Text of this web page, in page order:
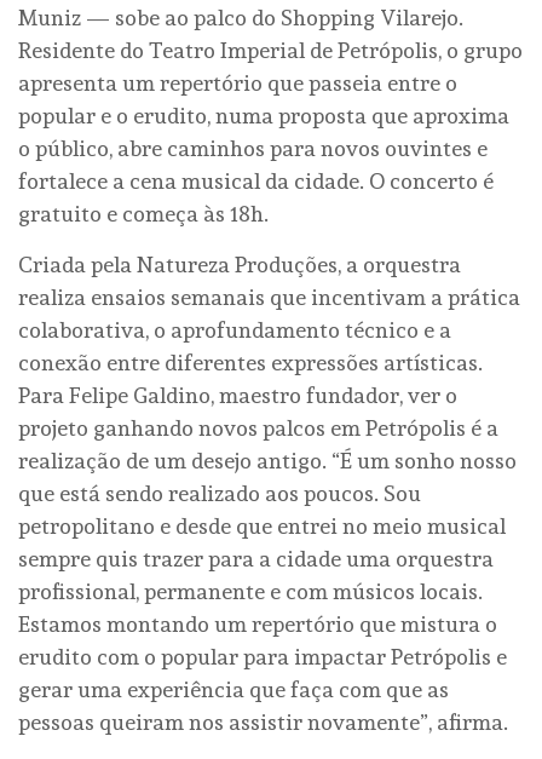
Muniz — sobe ao palco do Shopping Vilarejo.
Residente do Teatro Imperial de Petrópolis, o grupo
apresenta um repertório que passeia entre o
popular e o erudito, numa proposta que aproxima
o público, abre caminhos para novos ouvintes e
fortalece a cena musical da cidade. O concerto é
gratuito e começa às 18h.
Criada pela Natureza Produções, a orquestra
realiza ensaios semanais que incentivam a prática
colaborativa, o aprofundamento técnico e a
conexão entre diferentes expressões artísticas.
Para Felipe Galdino, maestro fundador, ver o
projeto ganhando novos palcos em Petrópolis é a
realização de um desejo antigo. “É um sonho nosso
que está sendo realizado aos poucos. Sou
petropolitano e desde que entrei no meio musical
sempre quis trazer para a cidade uma orquestra
profissional, permanente e com músicos locais.
Estamos montando um repertório que mistura o
erudito com o popular para impactar Petrópolis e
gerar uma experiência que faça com que as
pessoas queiram nos assistir novamente”, afirma.